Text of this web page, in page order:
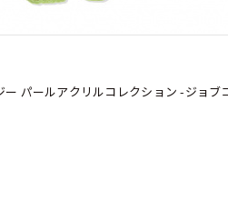
ー パールアクリルコレクション -ジョ